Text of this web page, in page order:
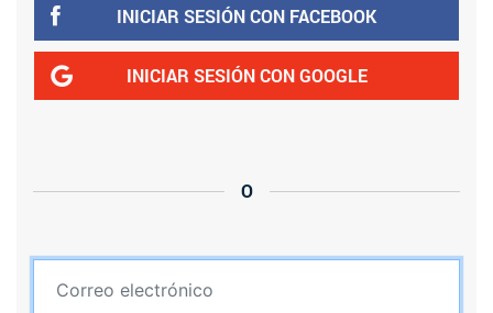
O
INICIAR SESIÓN CON FACEBOOK
INICIAR SESIÓN CON GOOGLE